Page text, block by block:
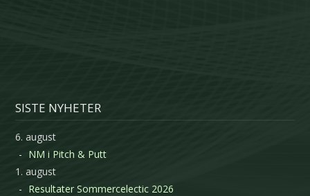
SISTE NYHETER
6. august
NM i Pitch & Putt
1. august
Resultater Sommercelectic 2026